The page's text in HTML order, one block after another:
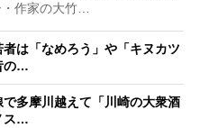
作家の大竹…
者は「なめろう」や「キヌカツ
の…
で多摩川越えて「川崎の大衆酒
ス…